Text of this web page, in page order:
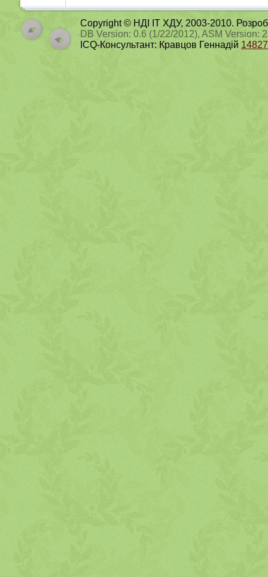
Copyright © НДІ ІТ ХДУ, 2003-2010.
DB Version: 0.6 (1/22/2012), ASM Version:
ICQ-Консультант: Кравцов Геннадій